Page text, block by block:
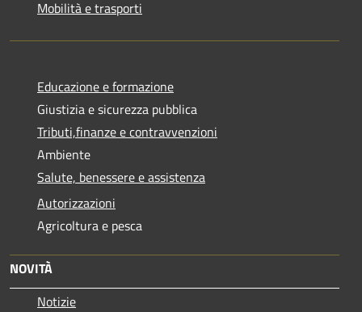
Mobilità e trasporti
Educazione e formazione
Giustizia e sicurezza pubblica
Tributi,finanze e contravvenzioni
Ambiente
Salute, benessere e assistenza
Autorizzazioni
Agricoltura e pesca
NOVITÀ
Notizie